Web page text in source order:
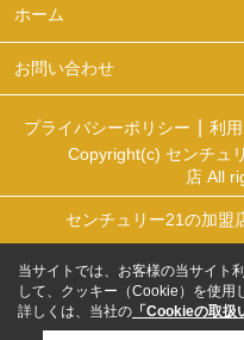
ホーム
お問い合わせ
プライバシーポリシー 利
Copyright(c) センチュ
店 All
センチュリー21の加盟
当サイトでは、お客様の当サイト
して、クッキー（Cookie）を使用
詳しくは、当社の 「Cookieの取扱